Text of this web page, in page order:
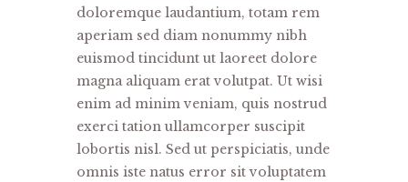
doloremque laudantium, totam rem
aperiam sed diam nonummy nibh
euismod tincidunt ut laoreet dolore
magna aliquam erat volutpat. Ut wisi
enim ad minim veniam, quis nostrud
exerci tation ullamcorper suscipit
lobortis nisl. Sed ut perspiciatis, unde
omnis iste natus error sit voluptatem